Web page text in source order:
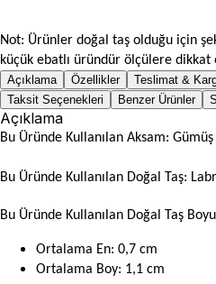
Not: Ürünler doğal taş olduğu için
küçük ebatlı üründür ölçülere
Açıklama Özellikler Teslimat &
Taksit Seçenekleri
Benzer Ürünler
Açıklama
Bu Üründe Kullanılan Aksam: Gümüş
Bu Üründe Kullanılan Doğal Taş:
Bu Üründe Kullanılan Doğal Taş
Ortalama En: 0,7 cm
Ortalama Boy: 1,1 cm